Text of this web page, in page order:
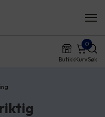
ButikkKurv
0
Søk